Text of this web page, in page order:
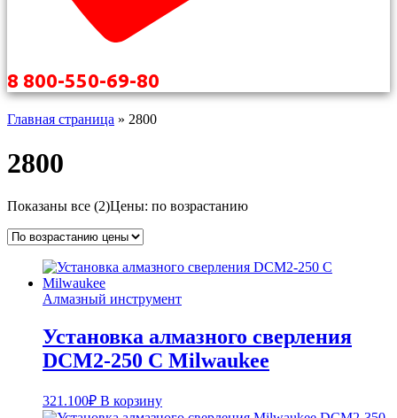
8 800-550-69-80
Главная страница » 2800
2800
Показаны все (2)Цены: по возрастанию
Алмазный инструмент
Установка алмазного сверления
DCM2-250 C Milwaukee
321.100₽ В корзину